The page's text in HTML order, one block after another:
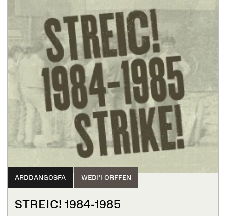
ARDDANGOSFA WEDI'I ORFFEN
STREIC! 1984-1985